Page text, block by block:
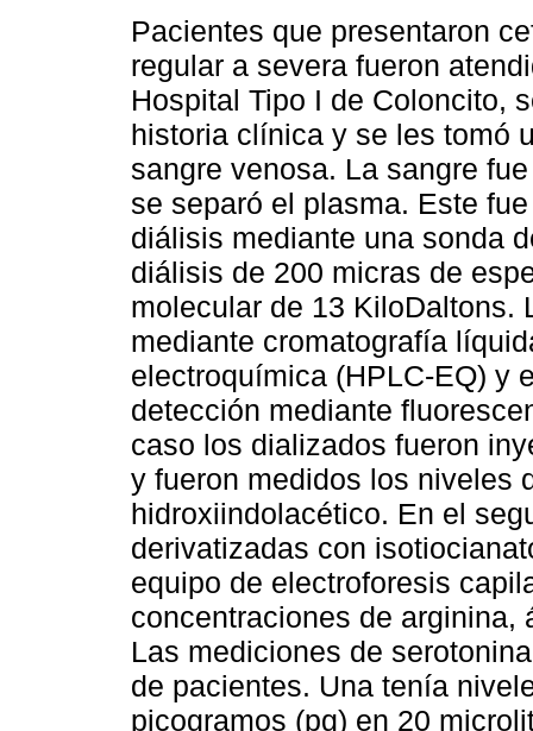
Pacientes que presentaron
regular a severa fueron
Hospital Tipo I de Coloncito,
historia clínica y se les tomó
sangre venosa. La sangre
se separó el plasma. Este
diálisis mediante una sonda
diálisis de 200 micras de
molecular de 13 KiloDaltons.
mediante cromatografía
electroquímica (HPLC-EQ) y
detección mediante
caso los dializados fueron
y fueron medidos los niveles
hidroxiindolacético. En el
derivatizadas con
equipo de electroforesis
concentraciones de arginina,
Las mediciones de
de pacientes. Una tenía
picogramos (pg) en 20